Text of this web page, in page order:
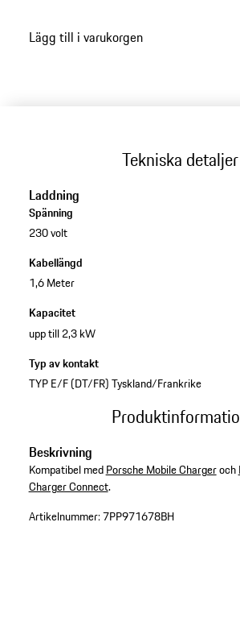
Lägg till i varukorgen
Tekniska detaljer
Laddning
Spänning
230 volt
Kabellängd
1,6 Meter
Kapacitet
upp till 2,3 kW
Typ av kontakt
TYP E/F (DT/FR) Tyskland/Frankrike
Beskrivning
Kompatibel medPorsche Mobile Chargeroch
Charger Connect.
Artikelnummer:7PP971678BH